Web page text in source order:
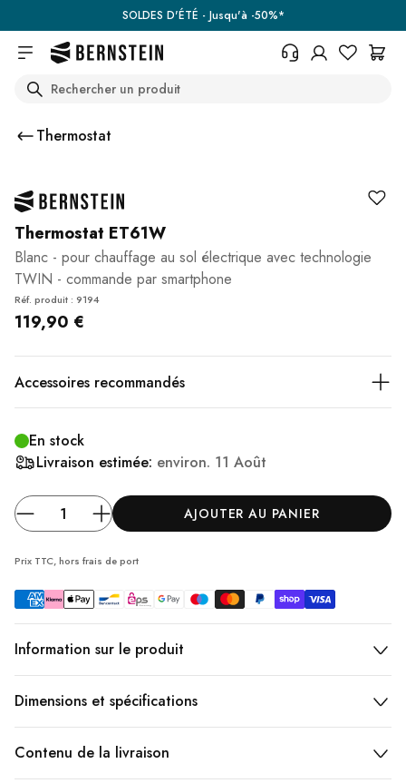
SOLDES D'ÉTÉ - Jusqu'à -50%*
Search
Thermostat
Thermostat ET61W
Blanc - pour chauffage au sol électrique avec technologie
TWIN - commande par smartphone
Réf. produit : 9194
119,90 €
Accessoires recommandés
En stock
Livraison estimée: environ. 11 Août
AJOUTER AU PANIER
Prix TTC, hors frais de port
Information sur le produit
Dimensions et spécifications
Contenu de la livraison